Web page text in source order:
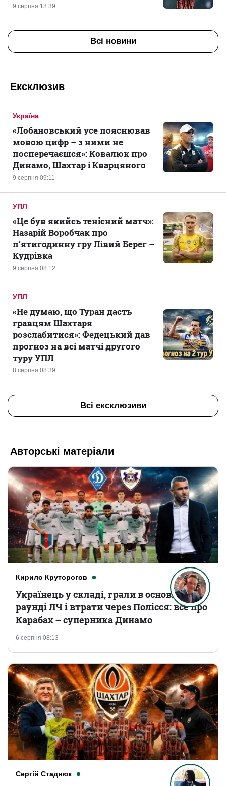
9 серпня 18:39
Всі новини
Ексклюзив
Україна
9 серпня 09:11
«Лобановський усе пояснював
мовою цифр – з ними не
посперечаєшся»: Ковалюк про
Динамо, Шахтар і Кварцяного
УПЛ
9 серпня 08:12
«Це був якийсь тенісний матч»:
Назарій Воробчак про
п’ятигодинну гру Лівий Берег –
Кудрівка
УПЛ
8 серпня 08:39
«Не думаю, що Туран дасть
гравцям Шахтаря
розслабитися»: Федецький дав
прогноз на всі матчі другого
туру УПЛ
Всі ексклюзиви
Авторські матеріали
Кирило Круторогов
6 серпня 08:13
Українець у складі, грали в основному
раунді ЛЧ і втрати через Полісся: все про
Карабах – суперника Динамо
Сергій Стаднюк